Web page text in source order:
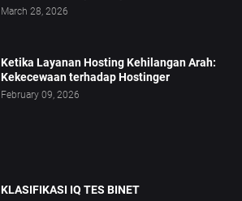
March 28, 2026
Ketika Layanan Hosting Kehilangan Arah:
Kekecewaan terhadap Hostinger
February 09, 2026
KLASIFIKASI IQ TES BINET